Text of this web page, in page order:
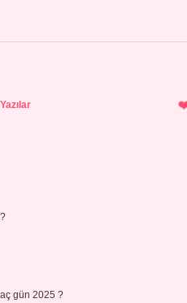
gün 2025 ?